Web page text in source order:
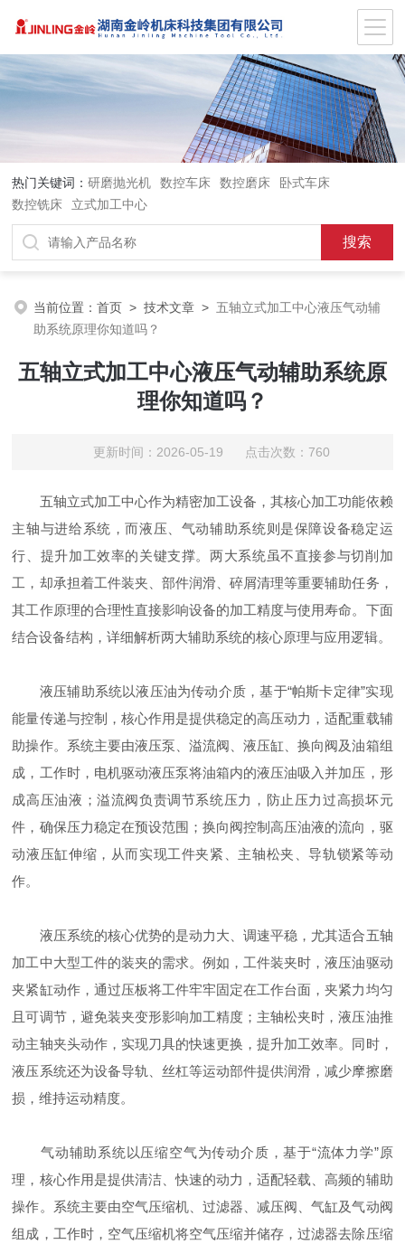
热门关键词：研磨抛光机 数控车床 数控磨床
卧式车床
数控铣床
立式加工中心
当前位置：首页 >技术文章 > 五轴立式加工中心液压气动辅
助系统原理你知道吗？
五轴立式加工中心液压气动辅助系统原
理你知道吗？
更新时间：2026-05-19 点击次数：760
五轴立式加工中心作为精密加工设备，其核心加工功能依赖
主轴与进给系统，而液压、气动辅助系统则是保障设备稳定运
行、提升加工效率的关键支撑。两大系统虽不直接参与切削加
工，却承担着工件装夹、部件润滑、碎屑清理等重要辅助任务，
其工作原理的合理性直接影响设备的加工精度与使用寿命。下面
结合设备结构，详细解析两大辅助系统的核心原理与应用逻辑。
液压辅助系统以液压油为传动介质，基于“帕斯卡定律”实现
能量传递与控制，核心作用是提供稳定的高压动力，适配重载辅
助操作。系统主要由液压泵、溢流阀、液压缸、换向阀及油箱组
成，工作时，电机驱动液压泵将油箱内的液压油吸入并加压，形
成高压油液；溢流阀负责调节系统压力，防止压力过高损坏元
件，确保压力稳定在预设范围；换向阀控制高压油液的流向，驱
动液压缸伸缩，从而实现工件夹紧、主轴松夹、导轨锁紧等动
作。
液压系统的核心优势的是动力大、调速平稳，尤其适合五轴
加工中大型工件的装夹的需求。例如，工件装夹时，液压油驱动
夹紧缸动作，通过压板将工件牢牢固定在工作台面，夹紧力均匀
且可调节，避免装夹变形影响加工精度；主轴松夹时，液压油推
动主轴夹头动作，实现刀具的快速更换，提升加工效率。同时，
液压系统还为设备导轨、丝杠等运动部件提供润滑，减少摩擦磨
损，维持运动精度。
气动辅助系统以压缩空气为传动介质，基于“流体力学”原
理，核心作用是提供清洁、快速的动力，适配轻载、高频的辅助
操作。系统主要由空气压缩机、过滤器、减压阀、气缸及气动阀
组成，工作时，空气压缩机将空气压缩并储存，过滤器去除压缩